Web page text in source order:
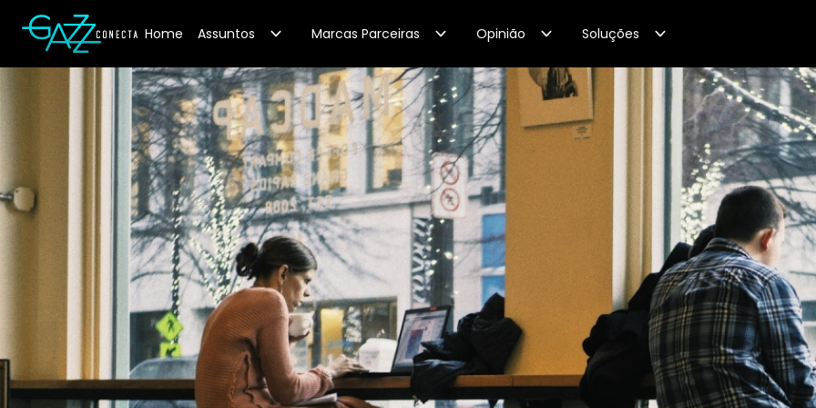
Your Company Home Assuntos Marcas Parceiras Opinião Soluções